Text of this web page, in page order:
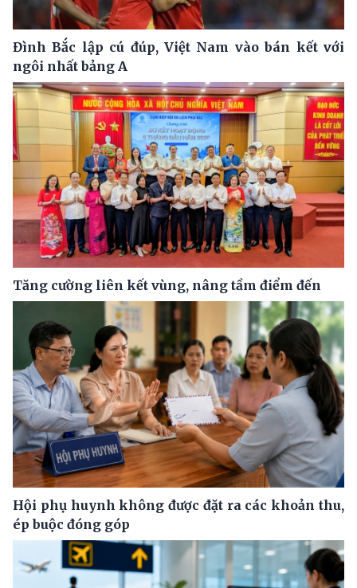
Đình Bắc lập cú đúp, Việt Nam vào bán kết với
ngôi nhất bảng A
Tăng cường liên kết vùng, nâng tầm điểm đến
Hội phụ huynh không được đặt ra các khoản thu,
ép buộc đóng góp